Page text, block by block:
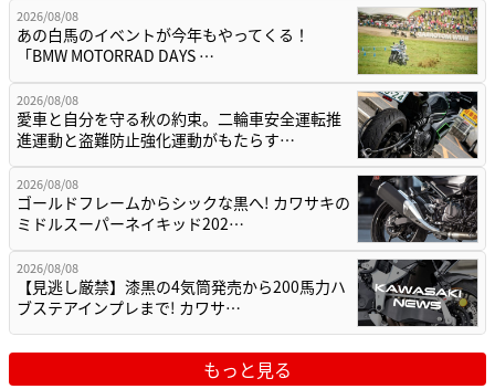
2026/08/08
あの白馬のイベントが今年もやってくる！
「BMW MOTORRAD DAYS …
2026/08/08
愛車と自分を守る秋の約束。二輪車安全運転推
進運動と盗難防止強化運動がもたらす…
2026/08/08
ゴールドフレームからシックな黒へ! カワサキの
ミドルスーパーネイキッド202…
2026/08/08
【見逃し厳禁】漆黒の4気筒発売から200馬力ハ
ブステアインプレまで! カワサ…
もっと見る